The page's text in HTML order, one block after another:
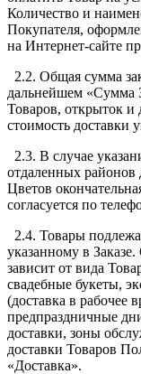
Количество и
Покупателя,
на Интернет-сайте
2.2. Общая сумма
дальнейшем «Сумма
Товаров, открыток и
стоимость доставки
2.3. В случае
отдаленных районов
Цветов
согласуется по
2.4. Товары
указанному в
зависит от вида
свадебные букеты,
(доставка в рабочее
предпраздничные
доставки, зоны
доставки Товаров
«Доставка».